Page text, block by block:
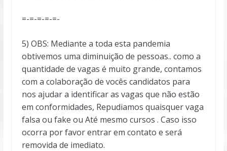
=-=-=-=-=-
5) OBS: Mediante a toda esta pandemia
obtivemos uma diminuição de pessoas.. como a
quantidade de vagas é muito grande, contamos
com a colaboração de vocês candidatos para
nos ajudar a identificar as vagas que não estão
em conformidades, Repudiamos quaisquer vaga
falsa ou fake ou Até mesmo cursos . Caso isso
ocorra por favor entrar em contato e será
removida de imediato.